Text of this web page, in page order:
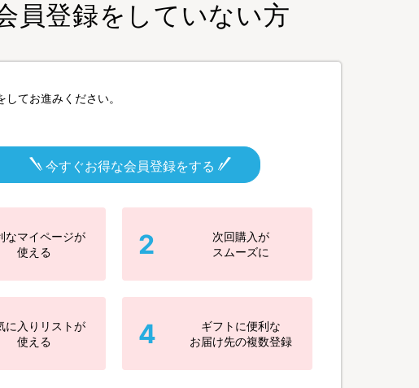
員登録をしていない方
てお進みください。
今すぐお得な会員登録をする
なマイページが
使える
2
次回購入が
スムーズに
に入りリストが
使える
4
ギフトに便利な
お届け先の複数登録